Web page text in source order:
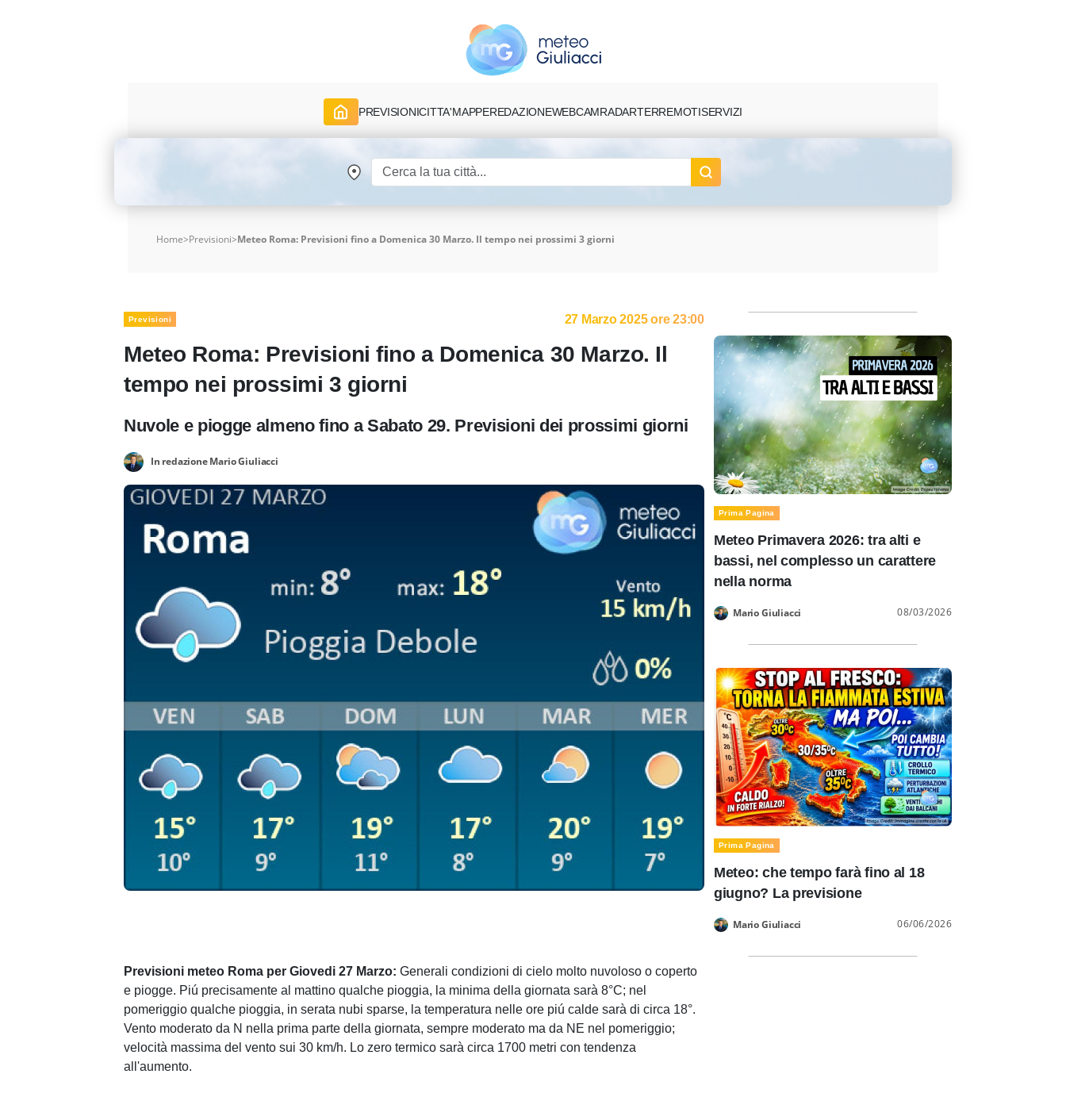
PREVISIONICITTA'MAPPEREDAZIONEWEBCAMRADARTERREMOTISERVIZI
Home>Previsioni>Meteo Roma: Previsioni fino a Domenica 30 Marzo. Il tempo nei prossimi 3 giorni
Previsioni 27 Marzo 2025 ore 23:00
Meteo Roma: Previsioni fino a Domenica 30 Marzo. Il
tempo nei prossimi 3 giorni
Nuvole e piogge almeno fino a Sabato 29. Previsioni dei prossimi giorni
In redazione Mario Giuliacci
Previsioni meteo Roma per Giovedi 27 Marzo: Generali condizioni di cielo molto nuvoloso o coperto
e piogge. Piú precisamente al mattino qualche pioggia, la minima della giornata sarà 8°C; nel
pomeriggio qualche pioggia, in serata nubi sparse, la temperatura nelle ore piú calde sarà di circa 18°.
Vento moderato da N nella prima parte della giornata, sempre moderato ma da NE nel pomeriggio;
velocità massima del vento sui 30 km/h. Lo zero termico sarà circa 1700 metri con tendenza
all'aumento.
Prima Pagina
Meteo Primavera 2026: tra alti e
bassi, nel complesso un carattere
nella norma
Mario Giuliacci 08/03/2026
Prima Pagina
Meteo: che tempo farà fino al 18
giugno? La previsione
Mario Giuliacci 06/06/2026